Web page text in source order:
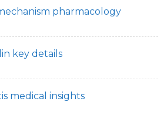
pharmacology
key details
medical insights